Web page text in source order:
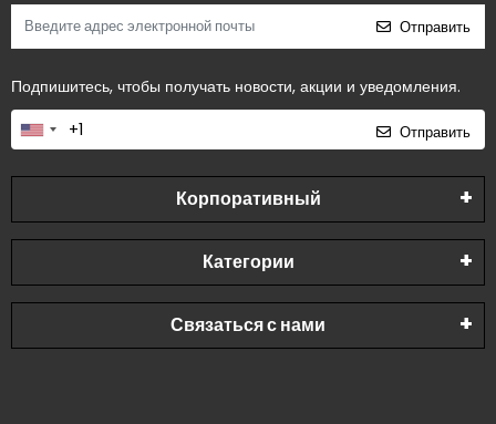
Отправить
Подпишитесь, чтобы получать новости, акции и уведомления.
Отправить
Корпоративный
Категории
Связаться с нами